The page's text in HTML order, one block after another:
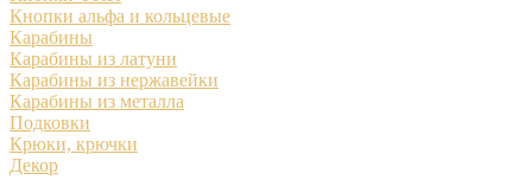
Кнопки альфа и кольцевые
Карабины
Карабины из латуни
Карабины из нержавейки
Карабины из металла
Подковки
Крюки, крючки
Декор